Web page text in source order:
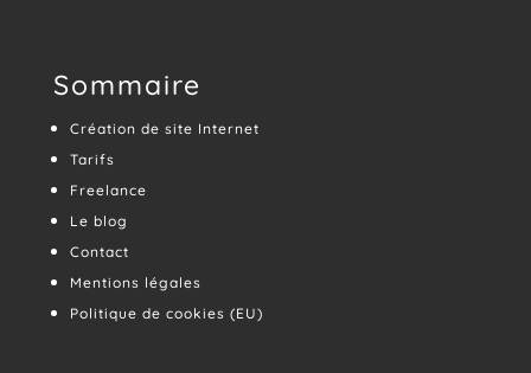
Sommaire
Création de site Internet
Tarifs
Freelance
Le blog
Contact
Mentions légales
Politique de cookies (EU)